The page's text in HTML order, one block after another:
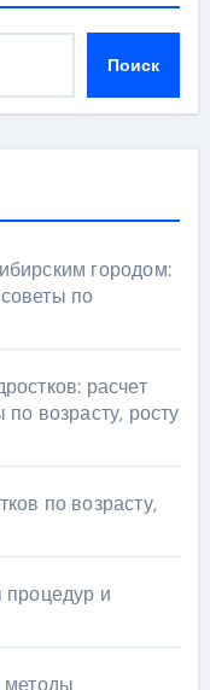
Поиск
городом:
по
расчет
возрасту, росту
по возрасту,
процедур и
методы